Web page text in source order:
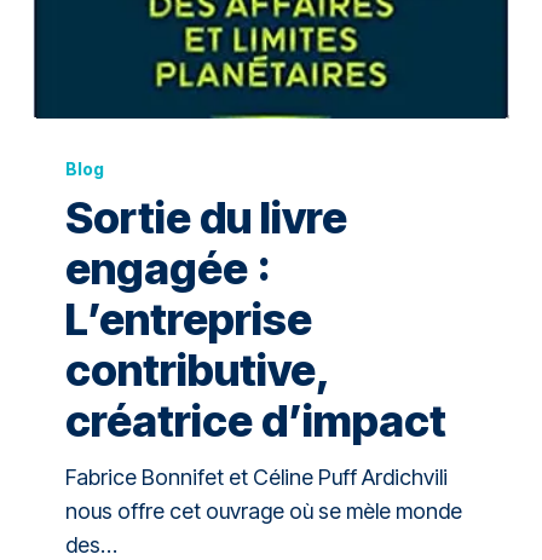
Blog
Sortie du livre
engagée :
L’entreprise
contributive,
créatrice d’impact
Fabrice Bonnifet et Céline Puff Ardichvili
nous offre cet ouvrage où se mèle monde
des…